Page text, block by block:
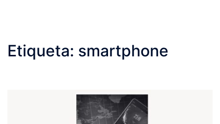
Etiqueta: smartphone